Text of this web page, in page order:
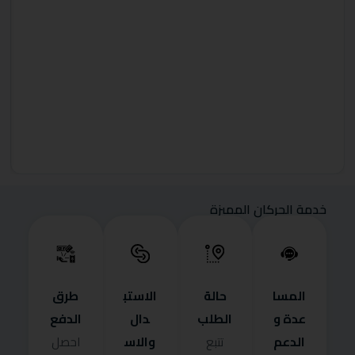
خدمة الحركان المميزة
المسا
عدة و
الدعم
حالة
الطلب
تتبع
الاستب
دال
والاس
طرق
الدفع
احصل